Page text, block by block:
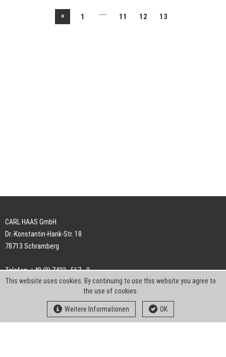
« 1 .... 11 12 13
CARL HAAS GmbH
Dr.-Konstantin-Hank-Str. 18
78713 Schramberg
Telefon: +49 (0) 7422 . 567 - 0
Telefax: +49 (0) 7422 . 567 - 239
info-ch@kern-liebers.com
This website uses cookies. By continuing to use this website you agree to
the use of cookies.
Weitere Informationen OK